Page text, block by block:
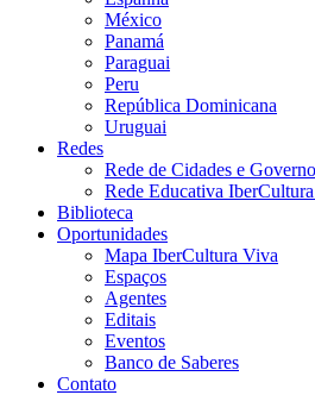
México
Panamá
Paraguai
Peru
República Dominicana
Uruguai
Redes
Rede de Cidades e
Rede Educativa
Biblioteca
Oportunidades
Mapa IberCultura Viva
Espaços
Agentes
Editais
Eventos
Banco de Saberes
Contato